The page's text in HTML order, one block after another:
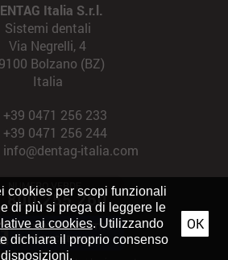
Italia S.r.l.
Sistemi dentali
Via Negrelli, 4
Bolzano (BZ)
Italia
+39 0471 256 233
+39 0471 256 244
info@dentag-italia.com
cookies per scopi funzionali
di più si prega di leggere le
ai cookies. Utilizzando
dichiara il proprio consenso
OK